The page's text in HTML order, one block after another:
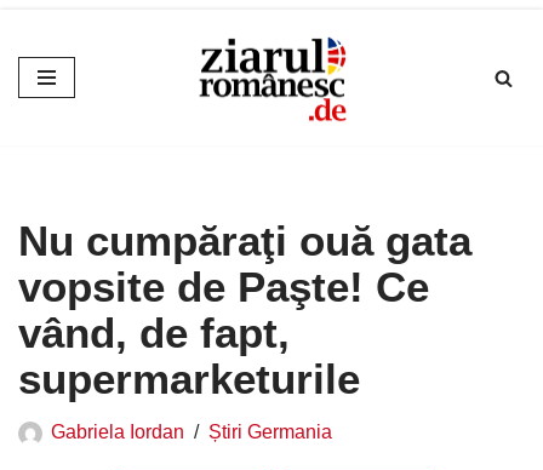
Sari
la
Nu cumpăraţi ouă gata
vopsite de Paşte! Ce
vând, de fapt,
supermarketurile
Gabriela Iordan Știri Germania